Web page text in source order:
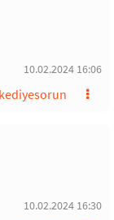
10.02.2024 16:06
kediyesorun
10.02.2024 16:30